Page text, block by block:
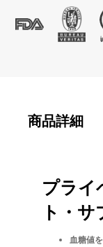
商品詳細
プライ
ト・
血糖値